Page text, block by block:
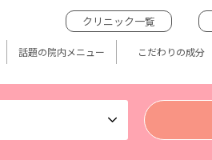
クリニック一覧
話題の院内メニュー こだわりの成分